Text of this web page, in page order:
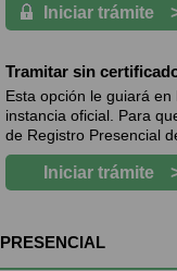
Iniciar trámite
Tramitar sin
Esta opción le guiará
instancia oficial. Para
de Registro Presencial
Iniciar trámite
PRESENCIAL